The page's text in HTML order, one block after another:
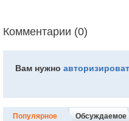
Комментарии (0)
Вам нужно
Популярное Обсуждаемое